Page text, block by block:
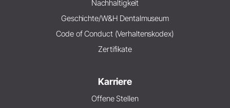
Nachhaltigkeit
Geschichte/W&H Dentalmuseum
Code of Conduct (Verhaltenskodex)
Zertifikate
Karriere
Offene Stellen